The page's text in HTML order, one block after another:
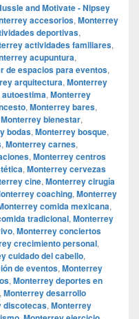
and Motivate - Nipsey
accesorios, Monterrey
deportivas,
actividades familiares,
acupuntura,
de espacios para eventos,
arquitectura, Monterrey
, Monterrey
, Monterrey bares,
Monterrey bienestar,
bodas, Monterrey bosque,
, Monterrey carnes,
, Monterrey centros
, Monterrey cervezas
cine, Monterrey cirugía
coaching, Monterrey
comida mexicana,
tradicional, Monterrey
, Monterrey conciertos
crecimiento personal,
cuidado del cabello,
de eventos, Monterrey
, Monterrey deportes en
, Monterrey desarrollo
discotecas, Monterrey